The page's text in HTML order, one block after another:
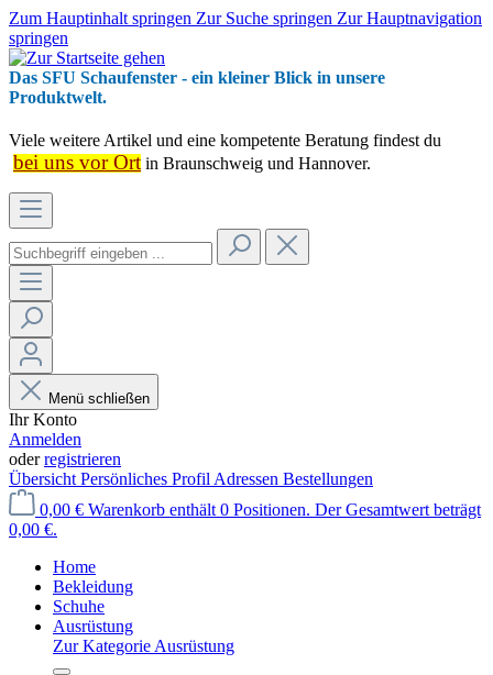
Zum Hauptinhalt springen Zur Suche springen Zur Hauptnavigation
springen
Das SFU Schaufenster - ein kleiner Blick in unsere
Produktwelt.
Viele weitere Artikel und eine kompetente Beratung findest du
bei uns vor Ort in Braunschweig und Hannover.
Menü schließen
Ihr Konto
Anmelden
oderregistrieren
Übersicht Persönliches Profil Adressen Bestellungen
0,00 € Warenkorb enthält 0 Positionen. Der Gesamtwert beträgt
0,00 €.
Home
Bekleidung
Schuhe
Ausrüstung
Zur Kategorie Ausrüstung